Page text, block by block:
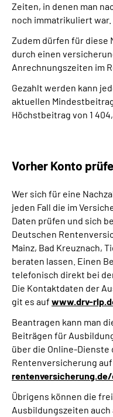
Zeiten, in denen man
noch immatrikuliert war.
Zudem dürfen für diese
durch einen
Anrechnungszeiten im
Gezahlt werden kann
aktuellen
Höchstbeitrag von 1
Vorher Konto
Wer sich für eine
jeden Fall die im
Daten prüfen und sich
Deutschen
Mainz, Bad Kreuznach,
beraten lassen. Einen
telefonisch direkt bei
Die Kontaktdaten der
git es auf www.drv-
Beantragen kann man
Beiträgen für
über die Online-Dienste
Rentenversicherung auf
Übrigens können die
Ausbildungszeiten